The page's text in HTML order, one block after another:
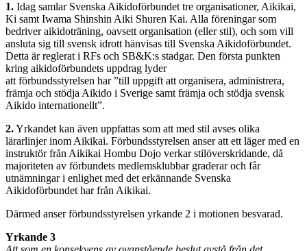
1. Idag samlar Svenska Aikidoförbundet tre organisationer, Aikikai,
Ki samt Iwama Shinshin Aiki Shuren Kai. Alla föreningar som
bedriver aikidoträning, oavsett organisation (eller stil), och som vill
ansluta sig till svensk idrott hänvisas till Svenska Aikidoförbundet.
Detta är reglerat i RFs och SB&K:s stadgar. Den första punkten
kring aikidoförbundets uppdrag lyder
att förbundsstyrelsen har ”till uppgift att organisera, administrera,
främja och stödja Aikido i Sverige samt främja och stödja svensk
Aikido internationellt”.
2.Yrkandet kan även uppfattas som att med stil avses olika
lärarlinjer inom Aikikai. Förbundsstyrelsen anser att ett läger med en
instruktör från Aikikai Hombu Dojo verkar stilöverskridande, då
majoriteten av förbundets medlemsklubbar graderar och får
utnämningar i enlighet med det erkännande Svenska
Aikidoförbundet har från Aikikai.
Därmed anser förbundsstyrelsen yrkande 2 i motionen besvarad.
Yrkande 3